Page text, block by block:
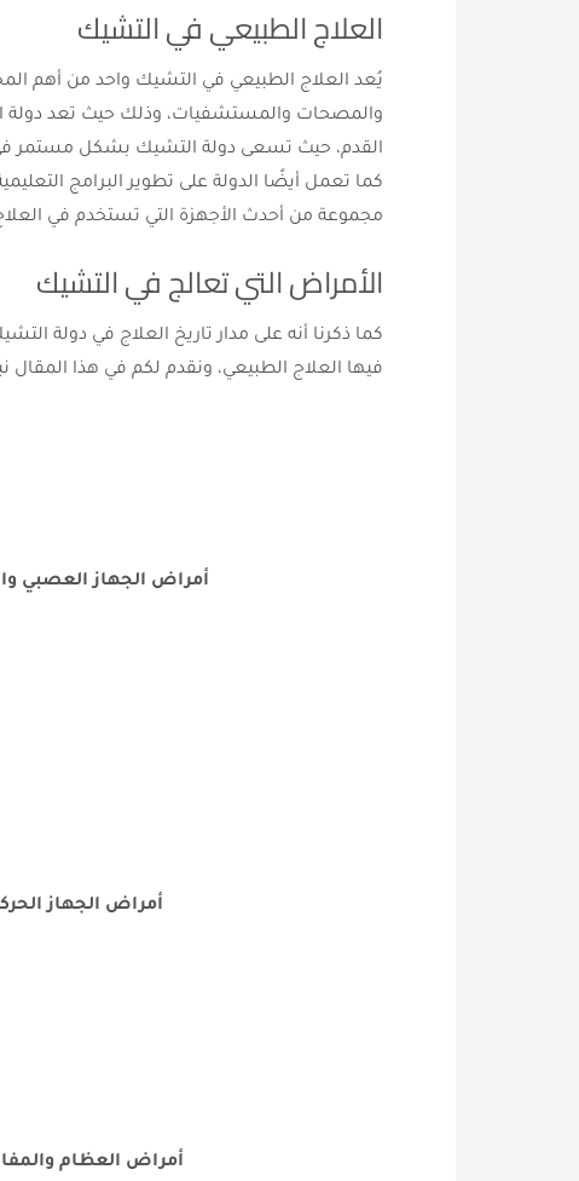
العلاج الطبيعي في التشيك
يُعد العلاج الطبيعي في التشيك واحد من أهم
والمصحات والمستشفيات، وذلك حيث تعد دولة
القدم، حيث تسعى دولة التشيك بشكل مستمر في
كما تعمل أيضًا الدولة على تطوير البرامج
مجموعة من أحدث الأجهزة التي تستخدم في
الأمراض التي تعالج في التشيك
كما ذكرنا أنه على مدار تاريخ العلاج في دولة
فيها العلاج الطبيعي، ونقدم لكم في هذا
أمراض الجهاز العصبي
أمراض الجهاز
أمراض العظام